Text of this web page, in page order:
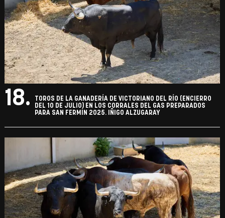
18.
TOROS DE LA GANADERÍA DE VICTORIANO DEL RÍO (ENCIERRO
DEL 10 DE JULIO) EN LOS CORRALES DEL GAS PREPARADOS
PARA SAN FERMÍN 2025. IÑIGO ALZUGARAY